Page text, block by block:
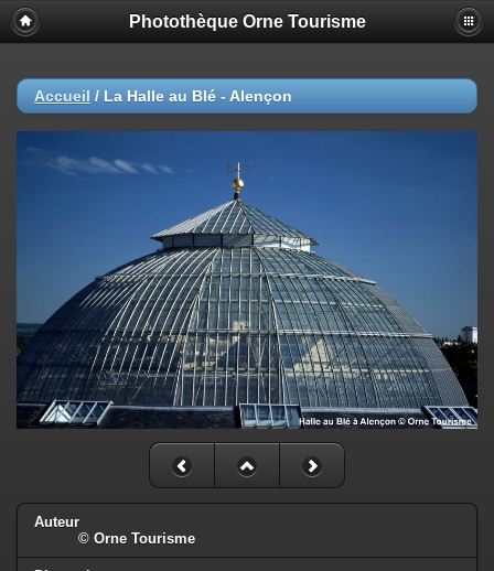
Photothèque Orne Tourisme
Accueil / La Halle au Blé - Alençon
Auteur
© Orne Tourisme